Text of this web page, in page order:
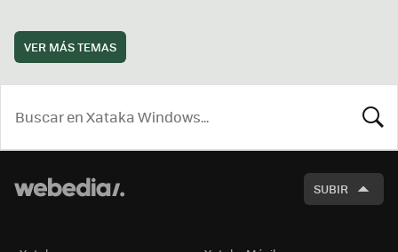
VER MÁS TEMAS
SUBIR